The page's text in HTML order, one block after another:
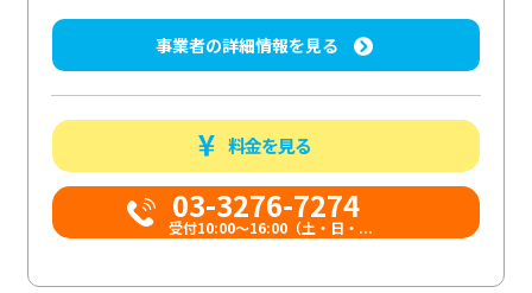
事業者の詳細情報を見る
料金を見る
03-3276-7274
受付10:00〜16:00（土・日・...